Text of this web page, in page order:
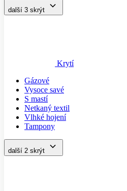
další 3 skrýt
Krytí
Gázové
Vysoce savé
S mastí
Netkaný textil
Vlhké hojení
Tampony
další 2 skrýt